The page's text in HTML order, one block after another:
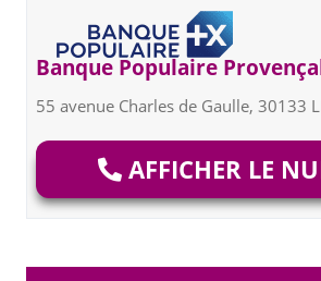
Banque Populaire
55 avenue Charles de Gaulle, 30133
AFFICHER LE